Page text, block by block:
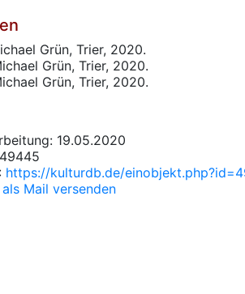
Grün, Trier, 2020.
Grün, Trier, 2020.
Grün, Trier, 2020.
19.05.2020
https://kulturdb.de/
Mail versenden